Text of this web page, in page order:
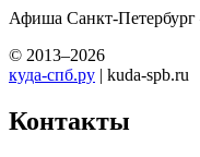
Афиша Санкт-Петербург
© 2013–2026
куда-спб.ру | kuda-spb.ru
Контакты